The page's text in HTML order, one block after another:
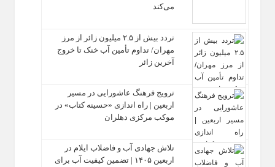
می‌کند
تردد بیش از ۲.۵ میلیون زائر از مرز
مهران/ تداوم تأمین آب خنک تا خروج
آخرین زائر
ترویج فرهنگ عاشورایی در مسیر
اربعین | راه‌ اندازی «حسینه کتاب» در
موکب مرکزی دهلران
تلاش جهادی آب و فاضلاب ایلام در
اربعین ۱۴۰۵ | تضمین کیفیت آب برای